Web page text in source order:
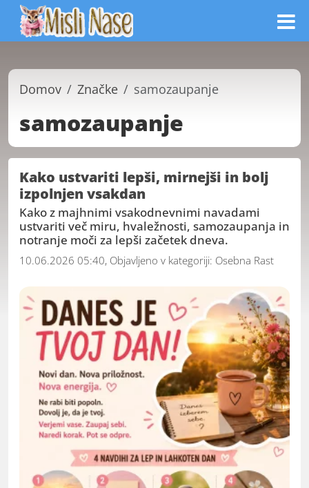
Domov Značke samozaupanje
samozaupanje
Kako ustvariti lepši, mirnejši in bolj
izpolnjen vsakdan
Kako z majhnimi vsakodnevnimi navadami
ustvariti več miru, hvaležnosti, samozaupanja in
notranje moči za lepši začetek dneva.
10.06.2026 05:40, Objavljeno v kategoriji: Osebna Rast